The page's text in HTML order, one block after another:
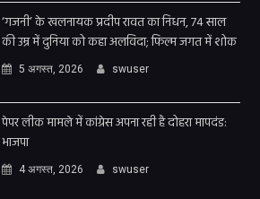
‘गजनी’ के खलनायक प्रदीप रावत का निधन, 74 साल
की उम्र में दुनिया को कहा अलविदा; फिल्म जगत में शोक
5 अगस्त, 2026 swuser
पेपर लीक मामले में कांग्रेस अपना रही है दोहरा मापदंड:
भाजपा
4 अगस्त, 2026 swuser